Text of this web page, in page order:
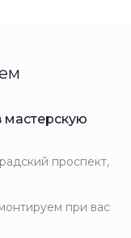
мастерскую
проспект,
при вас